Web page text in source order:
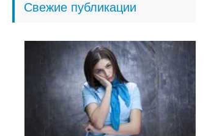
Свежие публикации